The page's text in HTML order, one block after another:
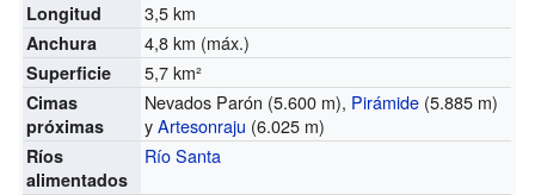
Longitud 3,5 km
Anchura 4,8 km (máx.)
Superficie 5,7 km²
Cimas
próximas
Nevados Parón (5.600 m), Pirámide (5.885 m)
yArtesonraju (6.025 m)
Ríos
alimentados
Río Santa